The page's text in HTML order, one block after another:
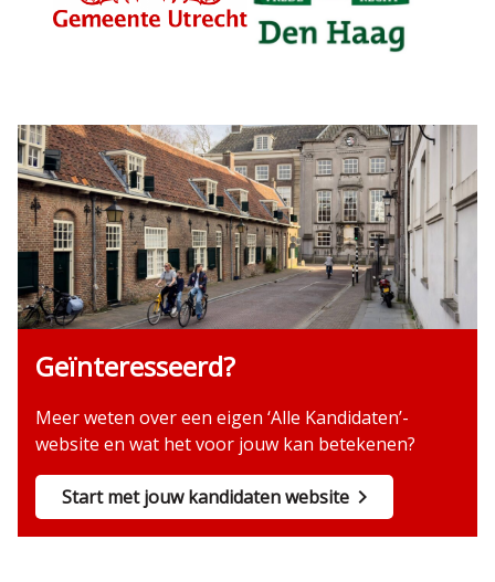
Geïnteresseerd?
Meer weten over een eigen ‘Alle Kandidaten’-
website en wat het voor jouw kan betekenen?
Start met jouw kandidaten website